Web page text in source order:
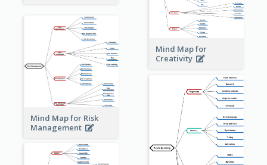
Mind Map for
Creativity
Mind Map for Risk
Management